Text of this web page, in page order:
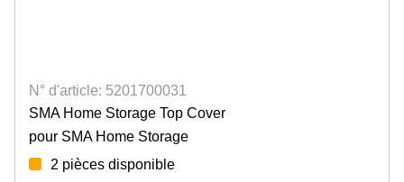
N° d'article: 5201700031
SMA Home Storage Top Cover
pour SMA Home Storage
2 pièces disponible